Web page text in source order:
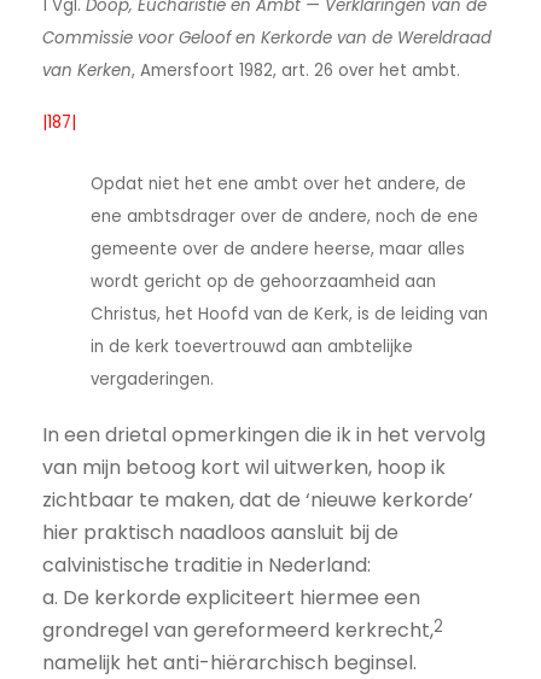
1 Vgl. Doop, Eucharistie en Ambt — Verklaringen van de
Commissie voor Geloof en Kerkorde van de Wereldraad
van Kerken, Amersfoort 1982, art. 26 over het ambt.
|187|
Opdat niet het ene ambt over het andere, de
ene ambtsdrager over de andere, noch de ene
gemeente over de andere heerse, maar alles
wordt gericht op de gehoorzaamheid aan
Christus, het Hoofd van de Kerk, is de leiding van
in de kerk toevertrouwd aan ambtelijke
vergaderingen.
In een drietal opmerkingen die ik in het vervolg
van mijn betoog kort wil uitwerken, hoop ik
zichtbaar te maken, dat de ‘nieuwe kerkorde’
hier praktisch naadloos aansluit bij de
calvinistische traditie in Nederland:
a. De kerkorde expliciteert hiermee een
grondregel van gereformeerd kerkrecht,2
namelijk het anti-hiërarchisch beginsel.